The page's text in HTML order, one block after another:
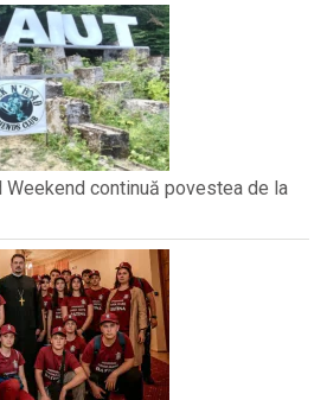
Weekend continuă povestea de la